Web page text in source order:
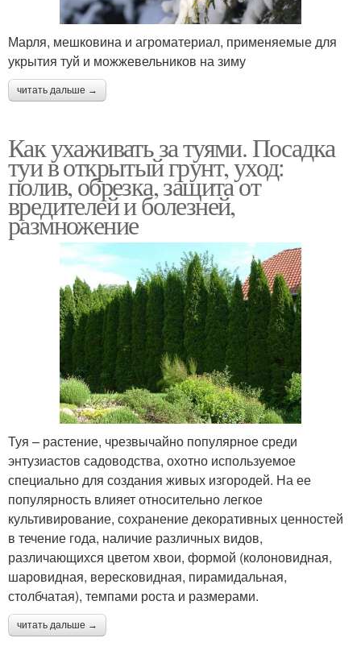
Марля, мешковина и агроматериал, применяемые для
укрытия туй и можжевельников на зиму
читать дальше →
Как ухаживать за туями. Посадка
туи в открытый грунт, уход:
полив, обрезка, защита от
вредителей и болезней,
размножение
Туя – растение, чрезвычайно популярное среди
энтузиастов садоводства, охотно используемое
специально для создания живых изгородей. На ее
популярность влияет относительно легкое
культивирование, сохранение декоративных ценностей
в течение года, наличие различных видов,
различающихся цветом хвои, формой (колоновидная,
шаровидная, вересковидная, пирамидальная,
столбчатая), темпами роста и размерами.
читать дальше →